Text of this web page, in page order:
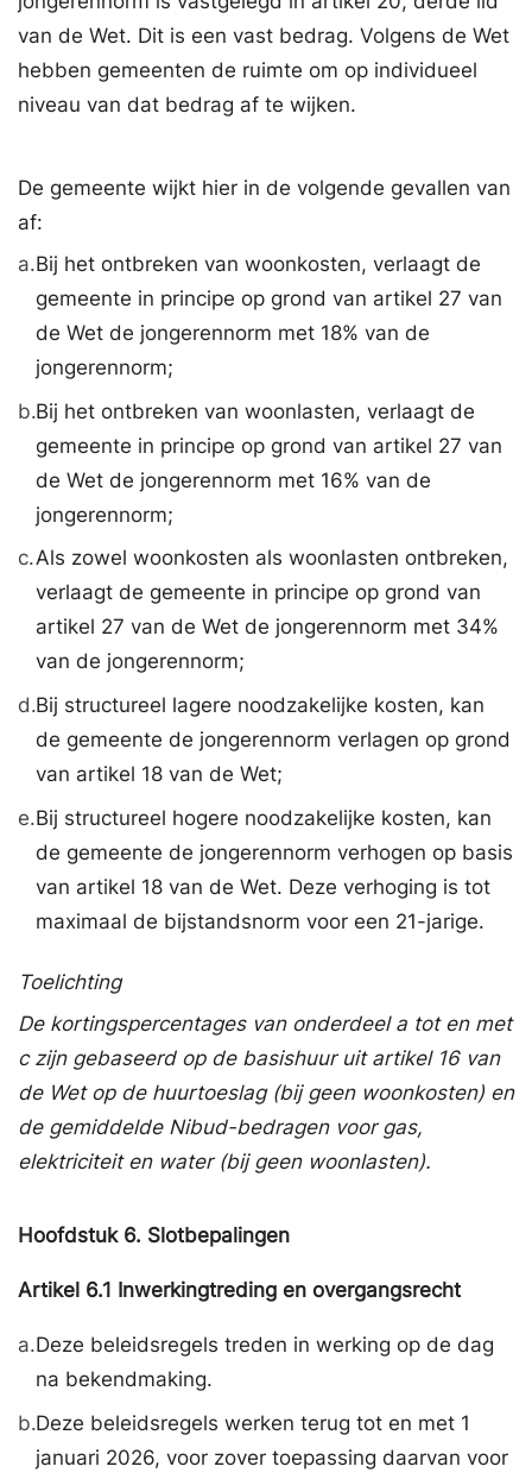
van de Wet. Dit is een vast bedrag. Volgens de Wet
hebben gemeenten de ruimte om op individueel
niveau van dat bedrag af te wijken.
De gemeente wijkt hier in de volgende gevallen van
af:
a.Bij het ontbreken van woonkosten, verlaagt de
gemeente in principe op grond van artikel 27 van
de Wet de jongerennorm met 18% van de
jongerennorm;
b.Bij het ontbreken van woonlasten, verlaagt de
gemeente in principe op grond van artikel 27 van
de Wet de jongerennorm met 16% van de
jongerennorm;
c.Als zowel woonkosten als woonlasten ontbreken,
verlaagt de gemeente in principe op grond van
artikel 27 van de Wet de jongerennorm met 34%
van de jongerennorm;
d.Bij structureel lagere noodzakelijke kosten, kan
de gemeente de jongerennorm verlagen op grond
van artikel 18 van de Wet;
e.Bij structureel hogere noodzakelijke kosten, kan
de gemeente de jongerennorm verhogen op basis
van artikel 18 van de Wet. Deze verhoging is tot
maximaal de bijstandsnorm voor een 21-jarige.
Toelichting
De kortingspercentages van onderdeel a tot en met
c zijn gebaseerd op de basishuur uit artikel 16 van
de Wet op de huurtoeslag (bij geen woonkosten) en
de gemiddelde Nibud-bedragen voor gas,
elektriciteit en water (bij geen woonlasten).
Hoofdstuk 6. Slotbepalingen
Artikel 6.1 Inwerkingtreding en overgangsrecht
a.Deze beleidsregels treden in werking op de dag
na bekendmaking.
b.Deze beleidsregels werken terug tot en met 1
januari 2026, voor zover toepassing daarvan voor